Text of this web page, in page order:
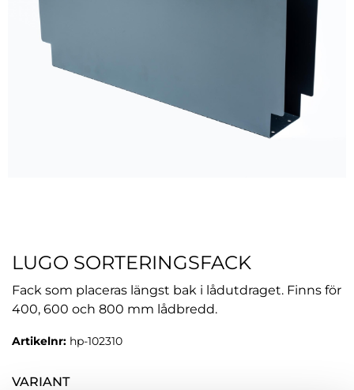
LUGO SORTERINGSFACK
Fack som placeras längst bak i lådutdraget. Finns för
400, 600 och 800 mm lådbredd.
Artikelnr: hp-102310
VARIANT